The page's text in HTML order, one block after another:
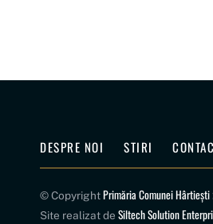
DESPRE NOI STIRI
© Copyright Primăria Comunei Hârtiești
Site realizat deSiltech Solution